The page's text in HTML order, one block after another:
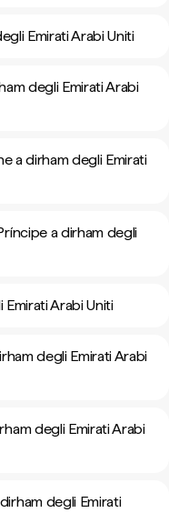
Emirati Arabi Uniti
degli Emirati Arabi
a dirham degli Emirati
a dirham degli
Emirati Arabi Uniti
degli Emirati Arabi
degli Emirati Arabi
degli Emirati